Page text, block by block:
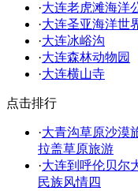
·大连老虎滩海洋
·大连圣亚海洋世
·大连冰峪沟
·大连森林动物园
·大连横山寺
点击排行
·大青沟草原沙漠
拉盖草原旅游
·大连到呼伦贝尔
民族风情四